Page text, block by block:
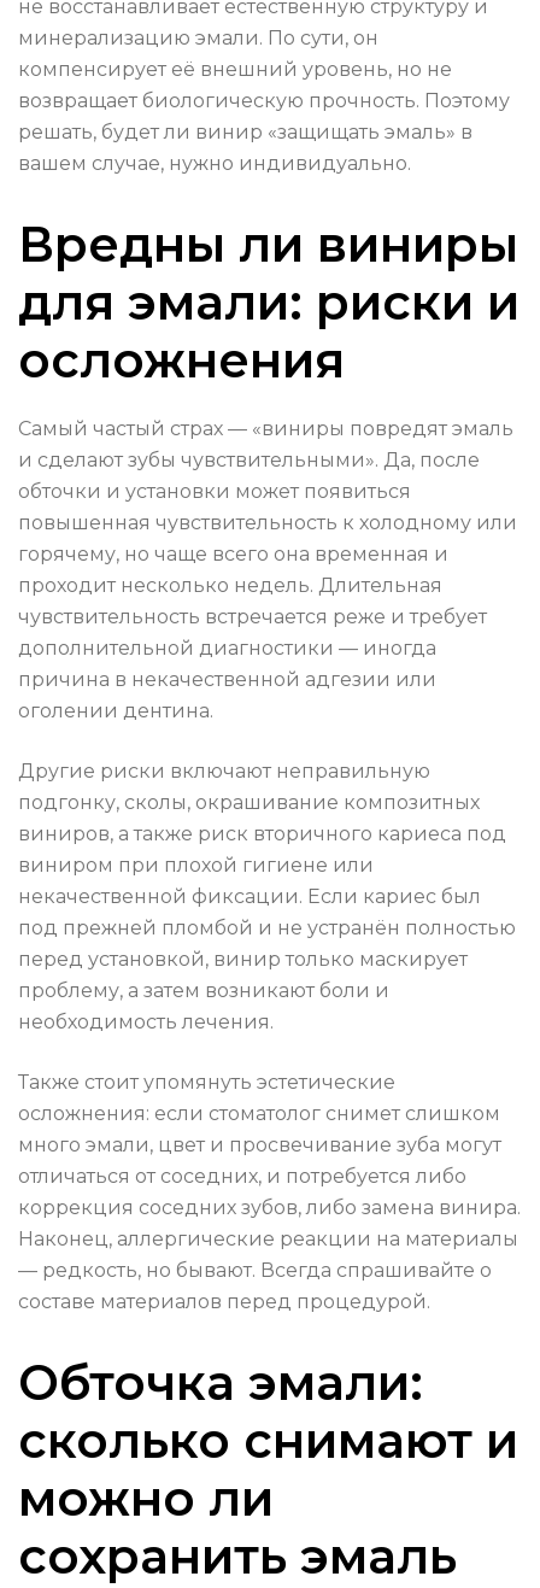
не восстанавливает естественную структуру и
минерализацию эмали. По сути, он
компенсирует её внешний уровень, но не
возвращает биологическую прочность. Поэтому
решать, будет ли винир «защищать эмаль» в
вашем случае, нужно индивидуально.
Вредны ли виниры
для эмали: риски и
осложнения
Самый частый страх — «виниры повредят эмаль
и сделают зубы чувствительными». Да, после
обточки и установки может появиться
повышенная чувствительность к холодному или
горячему, но чаще всего она временная и
проходит несколько недель. Длительная
чувствительность встречается реже и требует
дополнительной диагностики — иногда
причина в некачественной адгезии или
оголении дентина.
Другие риски включают неправильную
подгонку, сколы, окрашивание композитных
виниров, а также риск вторичного кариеса под
виниром при плохой гигиене или
некачественной фиксации. Если кариес был
под прежней пломбой и не устранён полностью
перед установкой, винир только маскирует
проблему, а затем возникают боли и
необходимость лечения.
Также стоит упомянуть эстетические
осложнения: если стоматолог снимет слишком
много эмали, цвет и просвечивание зуба могут
отличаться от соседних, и потребуется либо
коррекция соседних зубов, либо замена винира.
Наконец, аллергические реакции на материалы
— редкость, но бывают. Всегда спрашивайте о
составе материалов перед процедурой.
Обточка эмали:
сколько снимают и
можно ли
сохранить эмаль